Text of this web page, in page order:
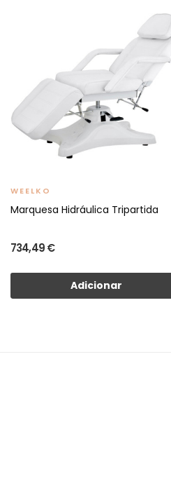
WEELKO
Marquesa Hidráulica Tripartida
734,49 €
Adicionar